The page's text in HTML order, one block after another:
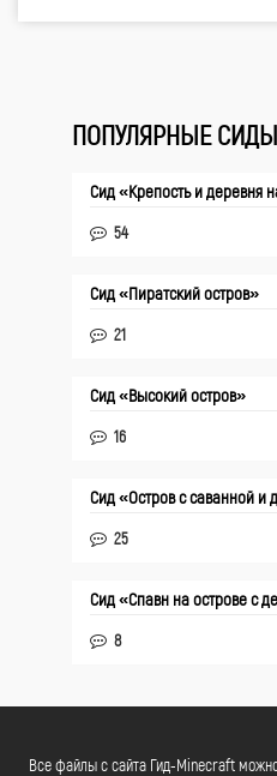
ПОПУЛЯРНЫЕ СИДЫ
Сид «Крепость и деревня
54
Сид «Пиратский остров»
21
Сид «Высокий остров»
16
Сид «Остров с саванной и
25
Сид «Спавн на острове с
8
Все файлы с сайта Гид-Minecraft